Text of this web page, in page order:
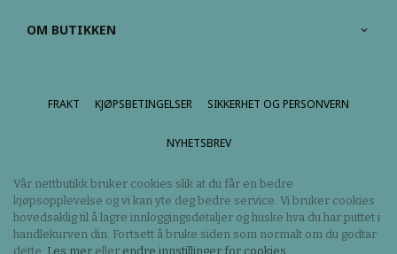
OM BUTIKKEN
FRAKT KJØPSBETINGELSER SIKKERHET OG PERSONVERN
NYHETSBREV
Vår nettbutikk bruker cookies slik at du får en bedre
kjøpsopplevelse og vi kan yte deg bedre service. Vi bruker cookies
hovedsaklig til å lagre innloggingsdetaljer og huske hva du har puttet i
handlekurven din. Fortsett å bruke siden som normalt om du godtar
dette. Les mer eller endre innstillinger for cookies.